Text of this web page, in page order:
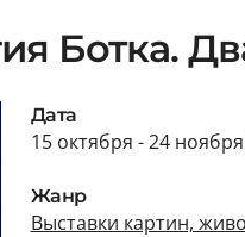
Ботка.
Дата
15 октября - 24
Жанр
Выставки картин,